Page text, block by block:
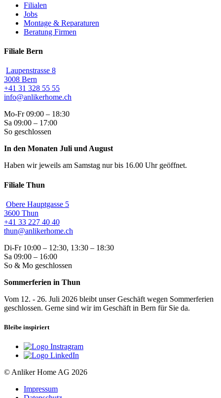
Filialen
Jobs
Montage & Reparaturen
Beratung Firmen
Filiale Bern
Laupenstrasse 8
3008 Bern
+41 31 328 55 55
info@anlikerhome.ch
Mo-Fr 09:00 – 18:30
Sa 09:00 – 17:00
So geschlossen
In den Monaten Juli und August
Haben wir jeweils am Samstag nur bis 16.00 Uhr geöffnet.
Filiale Thun
Obere Hauptgasse 5
3600 Thun
+41 33 227 40 40
thun@anlikerhome.ch
Di-Fr 10:00 – 12:30, 13:30 – 18:30
Sa 09:00 – 16:00
So & Mo geschlossen
Sommerferien in Thun
Vom 12. - 26. Juli 2026 bleibt unser Geschäft wegen Sommerferien
geschlossen. Gerne sind wir im Geschäft in Bern für Sie da.
Bleibe inspiriert
© Anliker Home AG 2026
Impressum